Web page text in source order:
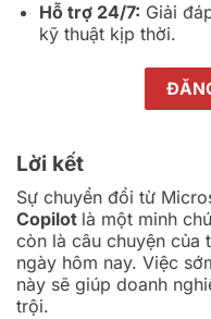
Hỗ trợ 24/7: Giải
kỹ thuật kịp thời.
Lời kết
Sự chuyển đổi từ
Copilot là một minh
còn là câu chuyện của
ngày hôm nay. Việc
này sẽ giúp doanh
trội.